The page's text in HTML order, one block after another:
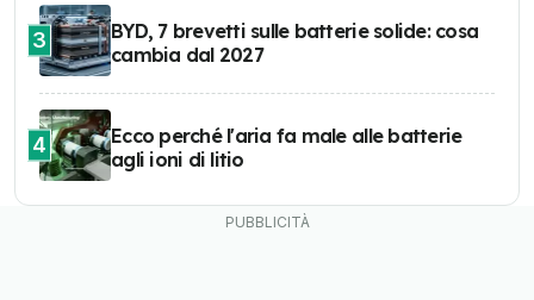
3
BYD, 7 brevetti sulle batterie solide: cosa
cambia dal 2027
4
Ecco perché l'aria fa male alle batterie
agli ioni di litio